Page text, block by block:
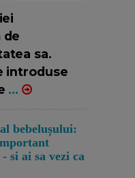
de
sa.
introduse
...
bebelușului:
si ai sa vezi ca